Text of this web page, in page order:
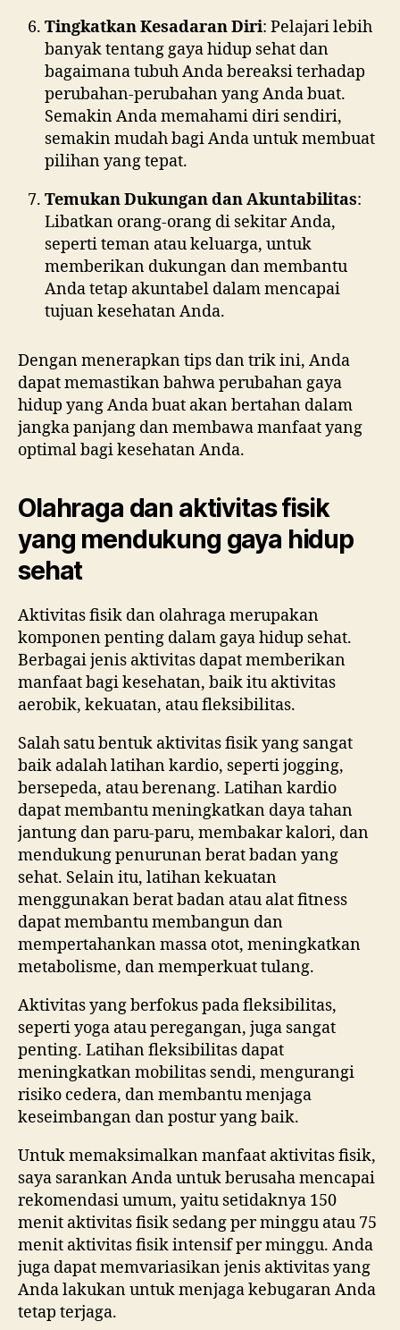
Tingkatkan Kesadaran Diri: Pelajari lebih
banyak tentang gaya hidup sehat dan
bagaimana tubuh Anda bereaksi terhadap
perubahan-perubahan yang Anda buat.
Semakin Anda memahami diri sendiri,
semakin mudah bagi Anda untuk membuat
pilihan yang tepat.
Temukan Dukungan dan Akuntabilitas:
Libatkan orang-orang di sekitar Anda,
seperti teman atau keluarga, untuk
memberikan dukungan dan membantu
Anda tetap akuntabel dalam mencapai
tujuan kesehatan Anda.
Dengan menerapkan tips dan trik ini, Anda
dapat memastikan bahwa perubahan gaya
hidup yang Anda buat akan bertahan dalam
jangka panjang dan membawa manfaat yang
optimal bagi kesehatan Anda.
Olahraga dan aktivitas fisik
yang mendukung gaya hidup
sehat
Aktivitas fisik dan olahraga merupakan
komponen penting dalam gaya hidup sehat.
Berbagai jenis aktivitas dapat memberikan
manfaat bagi kesehatan, baik itu aktivitas
aerobik, kekuatan, atau fleksibilitas.
Salah satu bentuk aktivitas fisik yang sangat
baik adalah latihan kardio, seperti jogging,
bersepeda, atau berenang. Latihan kardio
dapat membantu meningkatkan daya tahan
jantung dan paru-paru, membakar kalori, dan
mendukung penurunan berat badan yang
sehat. Selain itu, latihan kekuatan
menggunakan berat badan atau alat fitness
dapat membantu membangun dan
mempertahankan massa otot, meningkatkan
metabolisme, dan memperkuat tulang.
Aktivitas yang berfokus pada fleksibilitas,
seperti yoga atau peregangan, juga sangat
penting. Latihan fleksibilitas dapat
meningkatkan mobilitas sendi, mengurangi
risiko cedera, dan membantu menjaga
keseimbangan dan postur yang baik.
Untuk memaksimalkan manfaat aktivitas fisik,
saya sarankan Anda untuk berusaha mencapai
rekomendasi umum, yaitu setidaknya 150
menit aktivitas fisik sedang per minggu atau 75
menit aktivitas fisik intensif per minggu. Anda
juga dapat memvariasikan jenis aktivitas yang
Anda lakukan untuk menjaga kebugaran Anda
tetap terjaga.